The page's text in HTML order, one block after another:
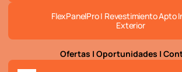
FlexPanelPro | Revestimiento Apto
Exterior
Ofertas | Oportunidades |